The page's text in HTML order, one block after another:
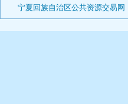
宁夏回族自治区公共资源交易网